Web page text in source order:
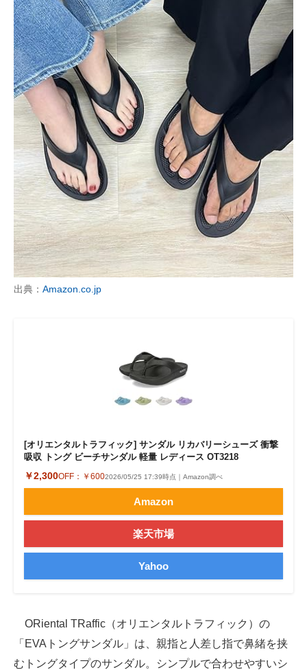
出典： Amazon.co.jp
[オリエンタルトラフィック] サンダル リカバリーシューズ 衝撃
吸収 トング ビーチサンダル 軽量 レディース OT3218
￥2,300OFF： ￥6002026/05/25 17:39時点｜Amazon調べ
Amazon
楽天市場
Yahoo
ORiental TRaffic（オリエンタルトラフィック）の
「EVAトングサンダル」は、親指と人差し指で鼻緒を挟
むトングタイプのサンダル。シンプルで合わせやすいシ